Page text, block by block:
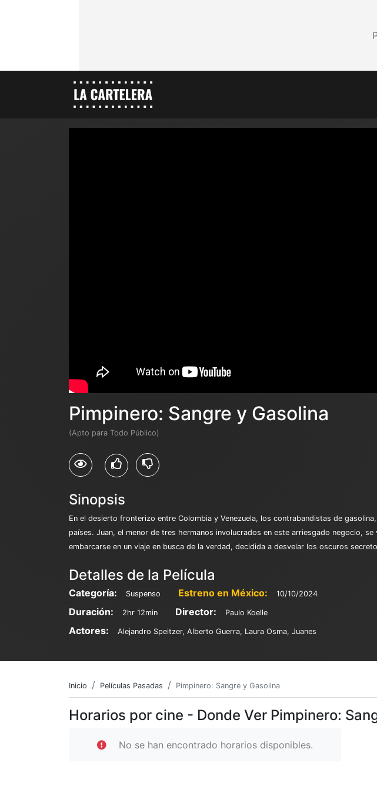
Pimpinero: Sangre y Gasolina
(Apto para Todo Público)
Sinopsis
En el desierto fronterizo entre Colombia y Venezuela, los contrabandistas de
países. Juan, el menor de tres hermanos involucrados en este arriesgado negocio,
embarcarse en un viaje en busca de la verdad, decidida a desvelar los oscuros
Detalles de la Película
Categoría: Suspenso Estreno en México: 10/10/2024
Duración: 2hr 12min Director: Paulo Koelle
Actores: Alejandro Speitzer, Alberto Guerra, Laura Osma, Juanes
Inicio Películas Pasadas Pimpinero: Sangre y Gasolina
Horarios por cine - Donde Ver Pimpinero:
No se han encontrado horarios disponibles.